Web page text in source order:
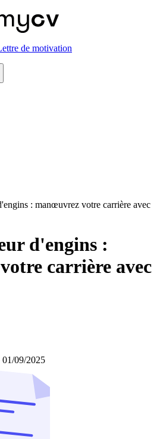
de motivation
: manœuvrez votre carrière avec
d'engins :
carrière avec
09/2025